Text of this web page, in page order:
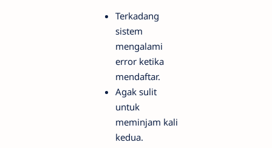
Terkadang
sistem
mengalami
error ketika
mendaftar.
Agak sulit
untuk
meminjam kali
kedua.